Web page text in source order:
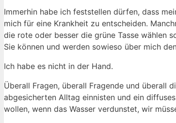
Immerhin habe ich feststellen dürfen, dass
mich für eine Krankheit zu entscheiden.
die rote oder besser die grüne Tasse wählen
Sie können und werden sowieso über mich
Ich habe es nicht in der Hand.
Überall Fragen, überall Fragende und überall
abgesicherten Alltag einnisten und ein
wollen, wenn das Wasser verdunstet, wir